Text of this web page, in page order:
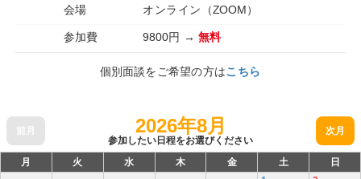
会場 オンライン（ZOOM）
参加費 9800円 →無料
個別面談をご希望の方はこちら
前月 2026年8月
参加したい日程をお選びください
次月
月 火 水 木 金 土
日